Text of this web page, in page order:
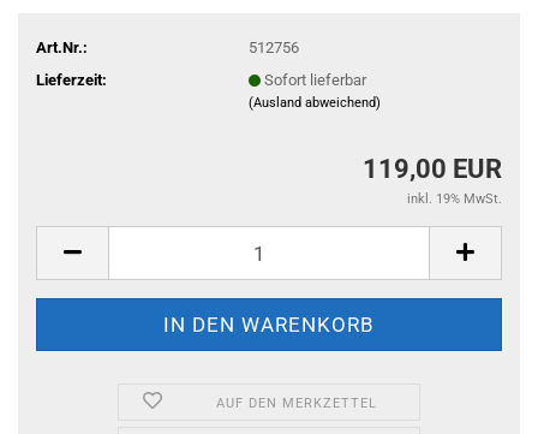
Art.Nr.:
512756
Lieferzeit:
Sofort lieferbar
(Ausland abweichend)
119,00 EUR
inkl. 19% MwSt.
AUF DEN MERKZETTEL